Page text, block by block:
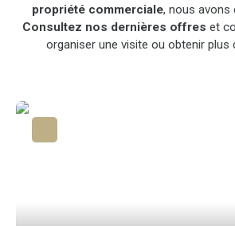
propriété commerciale, nous avons
Consultez nos dernières offres et
organiser une visite ou obtenir plus